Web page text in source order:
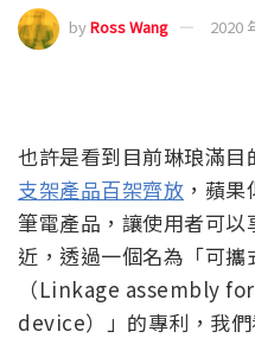
byRoss Wang 2020
也許是看到目前琳琅滿
支架產品百架齊放 ，蘋
筆電產品，讓使用者可
近，透過一個名為「可攜
（Linkage assembly
device）」的專利，我